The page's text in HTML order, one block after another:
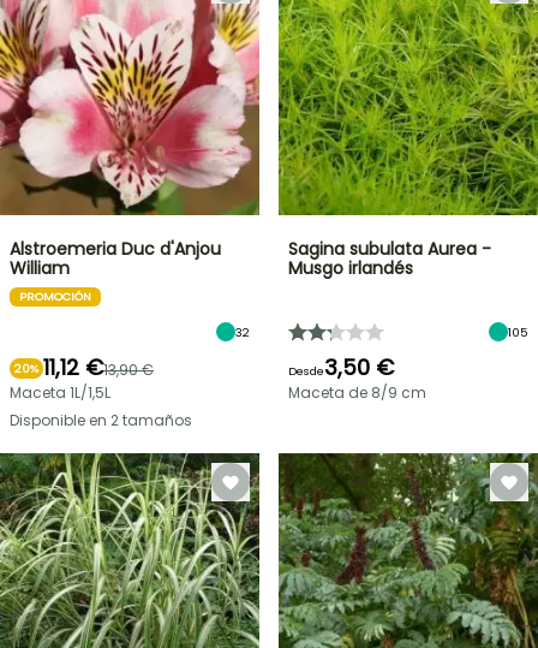
Alstroemeria Duc d'Anjou
William
PROMOCIÓN
32
20% 11,12 €13,90 €
Maceta 1L/1,5L
Disponible en 2 tamaños
Sagina subulata Aurea -
Musgo irlandés
105
Desde3,50 €
Maceta de 8/9 cm